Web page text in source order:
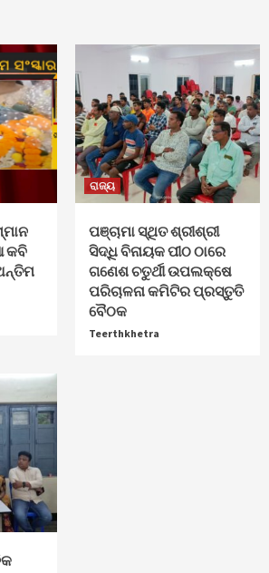
କବି
ରାଜ୍ୟ
ପଞ୍ଚାମା ସ୍ଥିତ ଶ୍ରୀଶ୍ରୀ
ସିଦ୍ଧି ବିନାୟକ ପୀଠ ଠାରେ
ଗଣେଶ ଚତୁର୍ଥୀ ଉପଲକ୍ଷେ
ପରିଚାଳନା କମିଟିର ପ୍ରସ୍ତୁତି
ବୈଠକ
Teerthkhetra